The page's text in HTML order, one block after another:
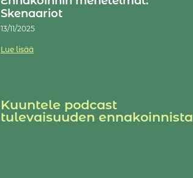
Skenaariot
13/11/2025
Lue lisää
Kuuntele podcast
tulevaisuuden ennakoinnista